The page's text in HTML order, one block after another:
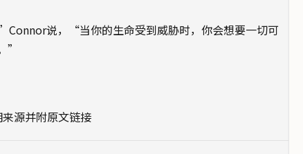
说，“当你的生命受到威胁时，你会想要一切可
”
源并附原文链接